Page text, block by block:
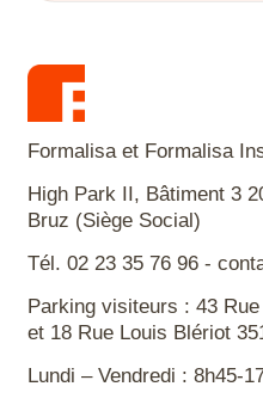
Formalisa et Formalisa
High Park II, Bâtiment 3
Bruz (Siège Social)
Tél. 02 23 35 76 96 -
Parking visiteurs : 43
et 18 Rue Louis Blériot
Lundi – Vendredi : 8h45-